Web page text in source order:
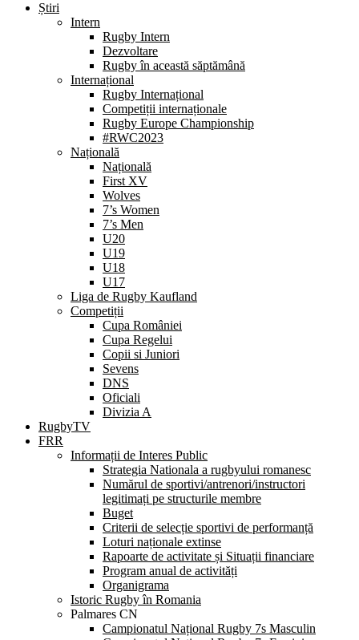
Știri
Intern
Rugby Intern
Dezvoltare
Rugby în această săptămână
Internațional
Rugby Internațional
Competiții internaționale
Rugby Europe Championship
#RWC2023
Națională
Națională
First XV
Wolves
7’s Women
7’s Men
U20
U19
U18
U17
Liga de Rugby Kaufland
Competiții
Cupa României
Cupa Regelui
Copii si Juniori
Sevens
DNS
Oficiali
Divizia A
RugbyTV
FRR
Informații de Interes Public
Strategia Nationala a rugbyului romanesc
Numărul de sportivi/antrenori/instructori
legitimați pe structurile membre
Buget
Criterii de selecție sportivi de performanță
Loturi naționale extinse
Rapoarte de activitate și Situații financiare
Program anual de activități
Organigrama
Istoric Rugby în Romania
Palmares CN
Campionatul Național Rugby 7s Masculin